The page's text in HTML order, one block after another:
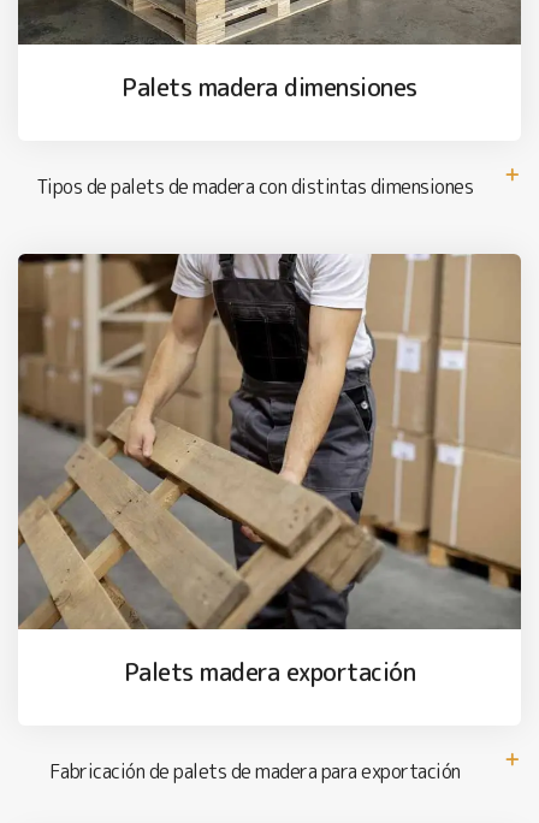
Palets madera dimensiones
Tipos de palets de madera con distintas dimensiones
Palets madera exportación
Fabricación de palets de madera para exportación